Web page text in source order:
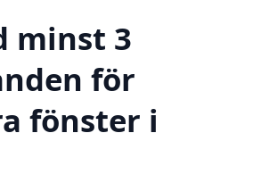
minst 3
för
fönster i